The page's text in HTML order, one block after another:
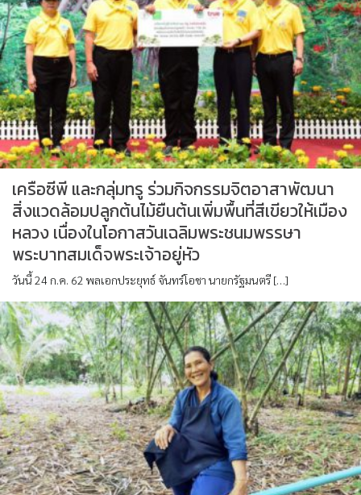
เครือซีพี และกลุ่มทรู ร่วมกิจกรรมจิตอาสาพัฒนา
สิ่งแวดล้อมปลูกต้นไม้ยืนต้นเพิ่มพื้นที่สีเขียวให้เมือง
หลวง เนื่องในโอกาสวันเฉลิมพระชนมพรรษา
พระบาทสมเด็จพระเจ้าอยู่หัว
วันนี้ 24 ก.ค. 62 พลเอกประยุทธ์ จันทร์โอชา นายกรัฐมนตรี […]